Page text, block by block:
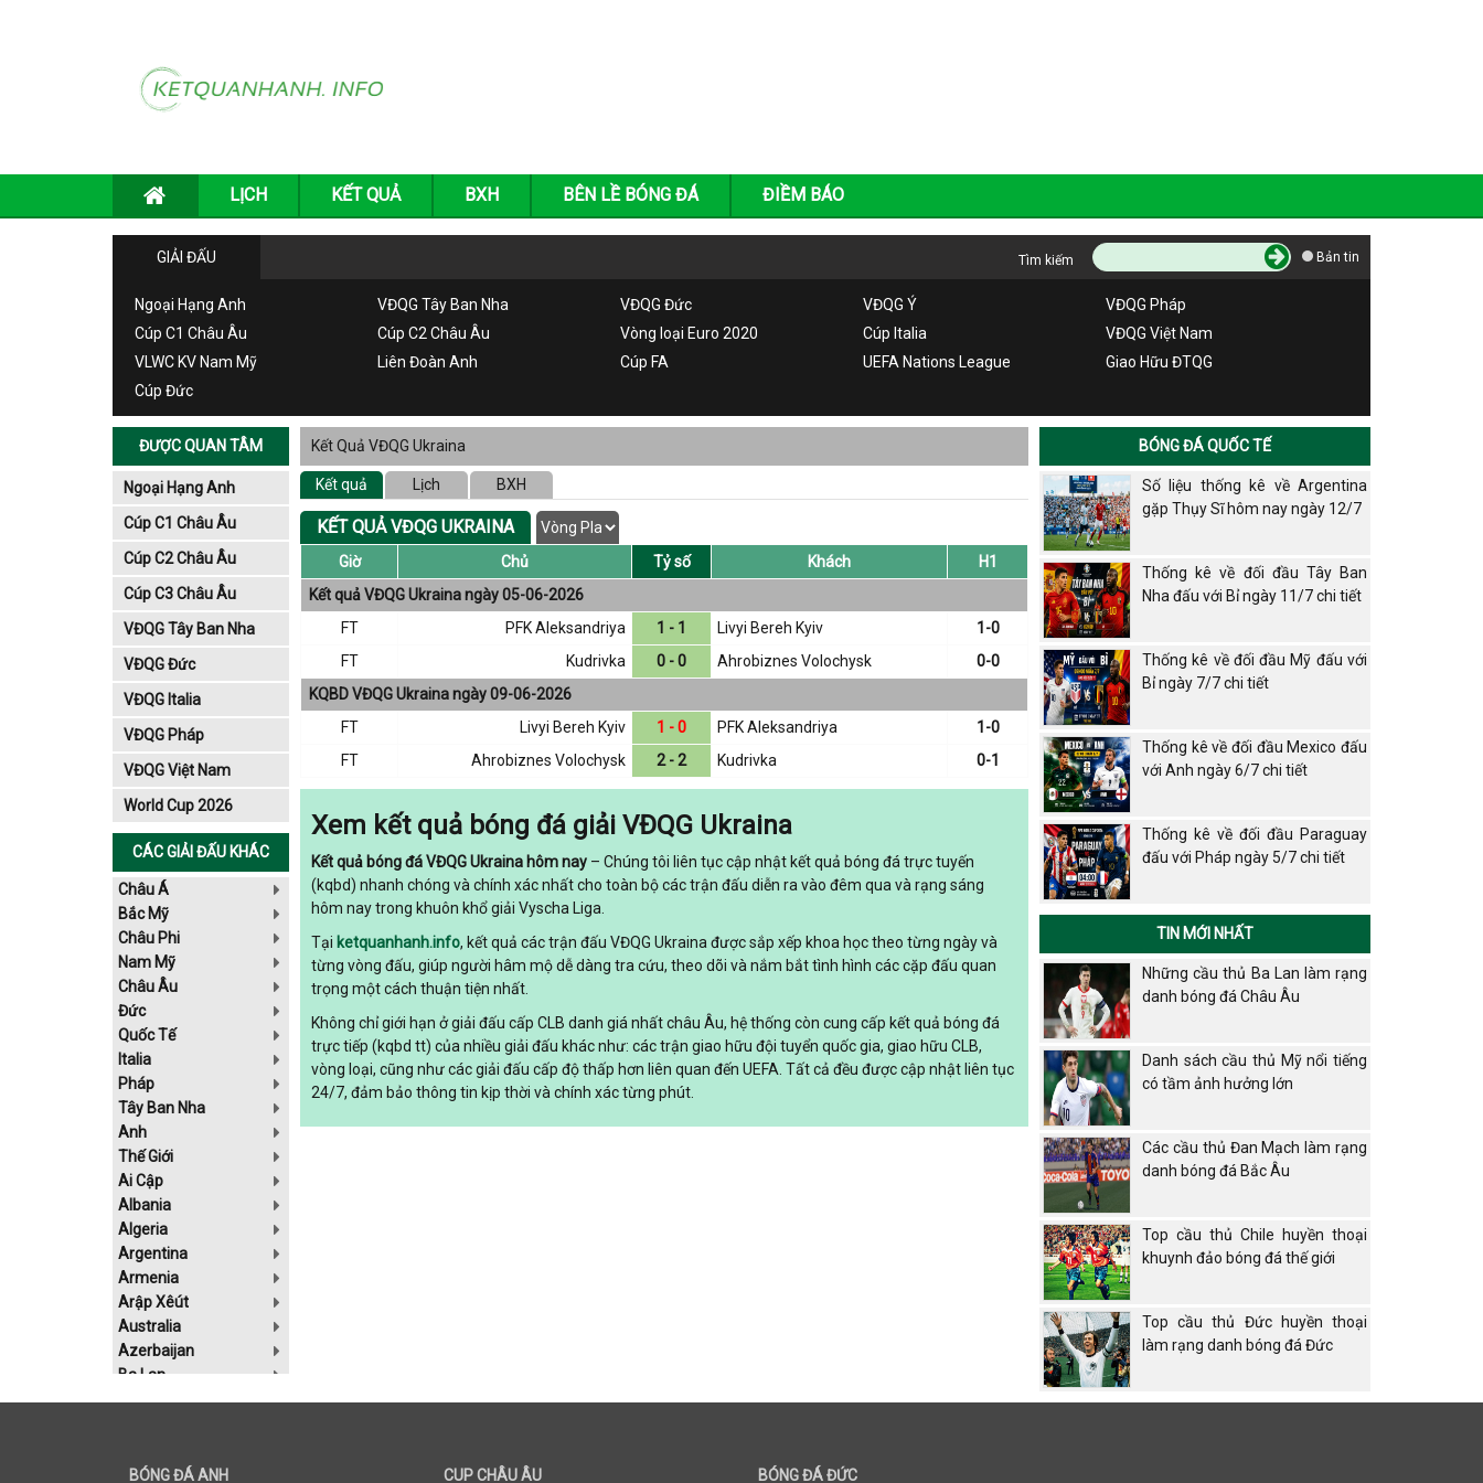
LỊCH KẾT QUẢ BXH BÊN LỀ BÓNG ĐÁ ĐIỀM BÁO
GIẢI ĐẤU Tìm kiếm Bản tin
Ngoại Hạng Anh VĐQG Tây Ban Nha VĐQG Đức VĐQG Ý
VĐQG Pháp
Cúp C1 Châu Âu
Cúp C2 Châu Âu Vòng loại Euro 2020 Cúp Italia
VĐQG Việt Nam
VLWC KV Nam Mỹ
Liên Đoàn Anh Cúp FA UEFA Nations League
Giao Hữu ĐTQG
Cúp Đức
ĐƯỢC QUAN TÂM
Ngoại Hạng Anh
Cúp C1 Châu Âu
Cúp C2 Châu Âu
Cúp C3 Châu Âu
VĐQG Tây Ban Nha
VĐQG Đức
VĐQG Italia
VĐQG Pháp
VĐQG Việt Nam
World Cup 2026
CÁC GIẢI ĐẤU KHÁC
Châu Á
Bắc Mỹ
Châu Phi
Nam Mỹ
Châu Âu
Đức
Quốc Tế
Italia
Pháp
Tây Ban Nha
Anh
Thế Giới
Ai Cập
Albania
Algeria
Argentina
Armenia
Arập Xêút
Australia
Azerbaijan
Ba Lan
Bahrain
Bosnia-Herzgovina
Kết Quả VĐQG Ukraina
Kết quả Lịch BXH
KẾT QUẢ VĐQG UKRAINA
Giờ Chủ Tỷ số Khách
H1
Kết quả VĐQG Ukraina ngày 05-06-2026
FT
PFK Aleksandriya 1 - 1 Livyi Bereh Kyiv
1-0
FT
Kudrivka 0 - 0 Ahrobiznes Volochysk
0-0
KQBD VĐQG Ukraina ngày 09-06-2026
FT
Livyi Bereh Kyiv 1 - 0 PFK Aleksandriya
1-0
FT
Ahrobiznes Volochysk 2 - 2 Kudrivka 0-1
Xem kết quả bóng đá giải VĐQG Ukraina
Kết quả bóng đá VĐQG Ukraina hôm nay – Chúng tôi liên tục cập nhật kết quả bóng đá trực tuyến
(kqbd) nhanh chóng và chính xác nhất cho toàn bộ các trận đấu diễn ra vào đêm qua và rạng sáng
hôm nay trong khuôn khổ giải Vyscha Liga.
Tại ketquanhanh.info, kết quả các trận đấu VĐQG Ukraina được sắp xếp khoa học theo từng ngày và
từng vòng đấu, giúp người hâm mộ dễ dàng tra cứu, theo dõi và nắm bắt tình hình các cặp đấu quan
trọng một cách thuận tiện nhất.
Không chỉ giới hạn ở giải đấu cấp CLB danh giá nhất châu Âu, hệ thống còn cung cấp kết quả bóng đá
trực tiếp (kqbd tt) của nhiều giải đấu khác như: các trận giao hữu đội tuyển quốc gia, giao hữu CLB,
vòng loại, cũng như các giải đấu cấp độ thấp hơn liên quan đến UEFA. Tất cả đều được cập nhật liên tục
24/7, đảm bảo thông tin kịp thời và chính xác từng phút.
BÓNG ĐÁ QUỐC TẾ
Số liệu thống kê về Argentina
gặp Thụy Sĩ hôm nay ngày 12/7
Thống kê về đối đầu Tây Ban
Nha đấu với Bỉ ngày 11/7 chi tiết
Thống kê về đối đầu Mỹ đấu với
Bỉ ngày 7/7 chi tiết
Thống kê về đối đầu Mexico đấu
với Anh ngày 6/7 chi tiết
Thống kê về đối đầu Paraguay
đấu với Pháp ngày 5/7 chi tiết
TIN MỚI NHẤT
Những cầu thủ Ba Lan làm rạng
danh bóng đá Châu Âu
Danh sách cầu thủ Mỹ nổi tiếng
có tầm ảnh hưởng lớn
Các cầu thủ Đan Mạch làm rạng
danh bóng đá Bắc Âu
Top cầu thủ Chile huyền thoại
khuynh đảo bóng đá thế giới
Top cầu thủ Đức huyền thoại
làm rạng danh bóng đá Đức
BÓNG ĐÁ ANH CUP CHÂU ÂU BÓNG ĐÁ ĐỨC